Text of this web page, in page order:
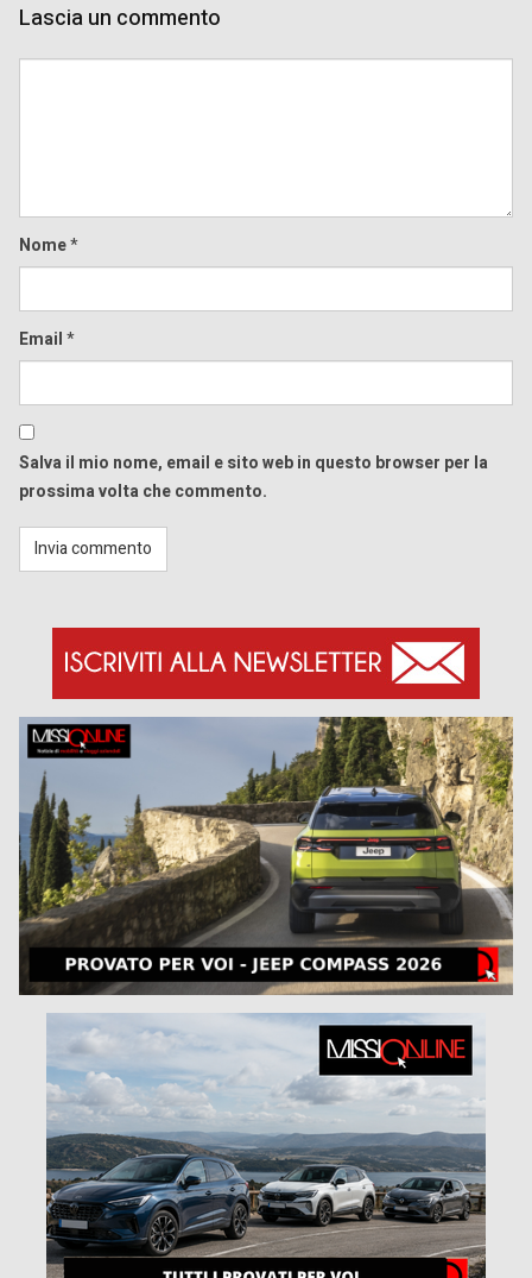
Lascia un commento
Nome*
Email*
Salva il mio nome, email e sito web in questo browser per la
prossima volta che commento.